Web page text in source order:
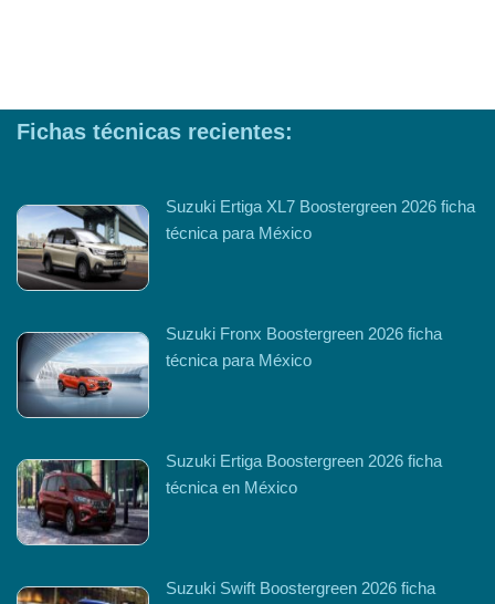
Fichas técnicas recientes:
Suzuki Ertiga XL7 Boostergreen 2026 ficha
técnica para México
Suzuki Fronx Boostergreen 2026 ficha
técnica para México
Suzuki Ertiga Boostergreen 2026 ficha
técnica en México
Suzuki Swift Boostergreen 2026 ficha